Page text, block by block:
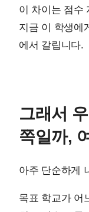
이 차이는 점수
지금 이 학생에
에서 갈립니다.
그래서
쪽일까,
아주 단순하게
목표 학교가 어